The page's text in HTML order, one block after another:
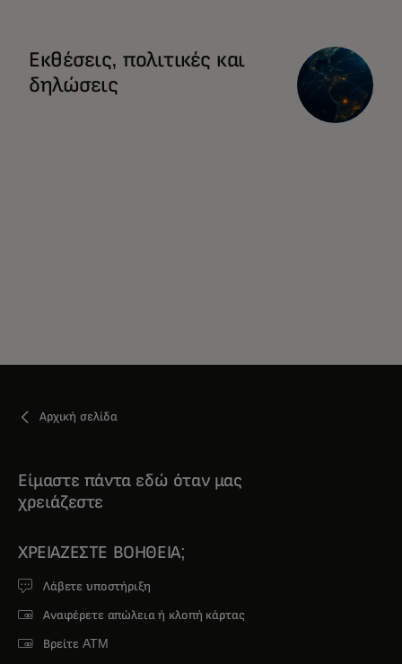
Εκθέσεις, πολιτικές και
δηλώσεις
Αρχική σελίδα
Είμαστε πάντα εδώ όταν μας
χρειάζεστε
ΧΡΕΙΆΖΕΣΤΕ ΒΟΉΘΕΙΑ;
Λάβετε υποστήριξη
Αναφέρετε απώλεια ή κλοπή κάρτας
Βρείτε ATM